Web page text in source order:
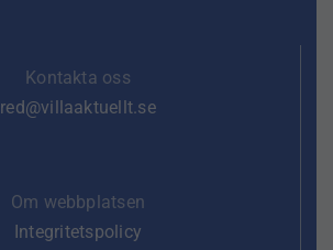
Kontakta oss
red@villaaktuellt.se
Om webbplatsen
Integritetspolicy